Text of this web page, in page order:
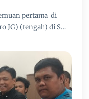
pertama di
JG) (tengah) di S…